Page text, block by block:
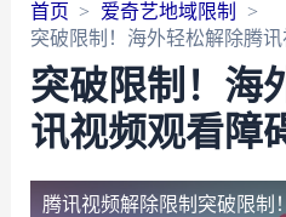
首页
爱奇艺地域限制
突破限制！海外轻松解除腾
突破限制！海
讯视频观看障
腾讯视频解除限制 突破限制